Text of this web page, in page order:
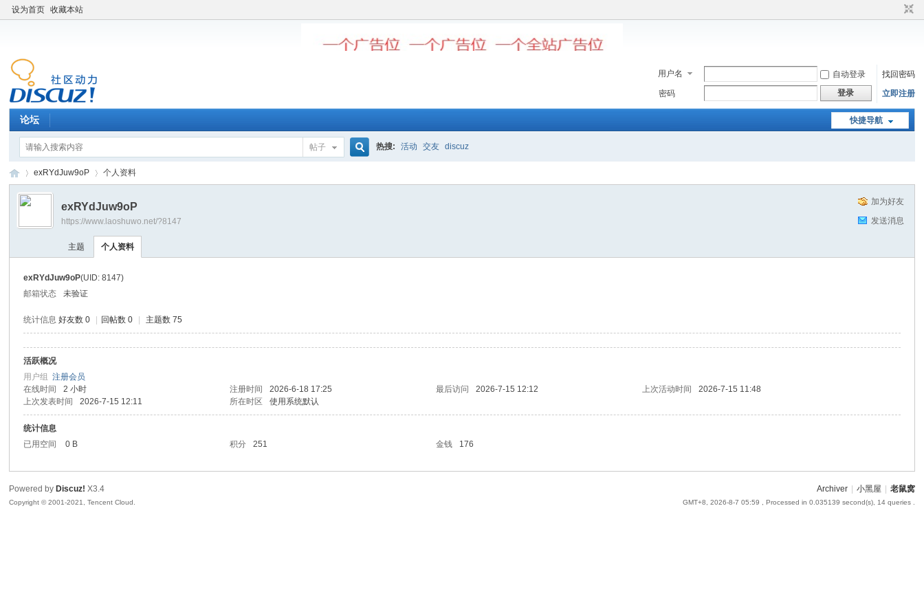
设为首页 收藏本站
用户名 自动登录
找回密码
密码
登录 立即注册
快捷导航
论坛
帖子 热搜: 活动 交友 discuz
窝
›
exRYdJuw9oP 个人资料
加为好友
发送消息
exRYdJuw9oP
https://www.laoshuwo.net/?8147
主题 个人资料
exRYdJuw9oP(UID: 8147)
邮箱状态
未验证
统计信息 好友数 0 回帖数 0 主题数 75
活跃概况
用户组注册会员
在线时间
2 小时 注册时间 2026-6-18 17:25 最后访问 2026-7-15 12:12 上次活动时间
2026-7-15 11:48
上次发表时间
2026-7-15 12:11 所在时区 使用系统默认
统计信息
已用空间
0 B 积分 251 金钱 176
Archiver 小黑屋 老鼠窝
GMT+8, 2026-8-7 05:59 , Processed in 0.035139 second(s), 14 queries .
Powered by Discuz! X3.4
Copyright © 2001-2021, Tencent Cloud.